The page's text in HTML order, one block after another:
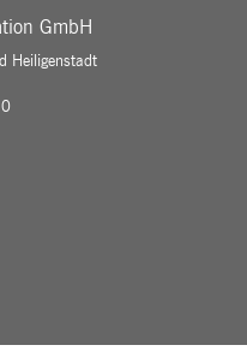
GmbH
Heiligenstadt